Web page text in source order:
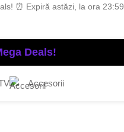
⏰ Expiră astăzi, la ora 23:59
Deals!
Accesorii